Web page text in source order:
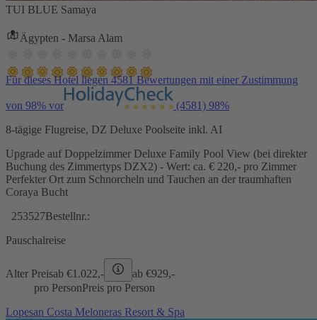
TUI BLUE Samaya
Ägypten - Marsa Alam
Für dieses Hotel liegen 4581 Bewertungen mit einer Zustimmung
von 98% vor (4581) 98%
8-tägige Flugreise, DZ Deluxe Poolseite inkl. AI
Upgrade auf Doppelzimmer Deluxe Family Pool View (bei direkter
Buchung des Zimmertyps DZX2) - Wert: ca. € 220,- pro Zimmer
Perfekter Ort zum Schnorcheln und Tauchen an der traumhaften
Coraya Bucht
253527Bestellnr.:
Pauschalreise
Alter Preisab €1.022,- ab €929,-
pro PersonPreis pro Person
Lopesan Costa Meloneras Resort & Spa